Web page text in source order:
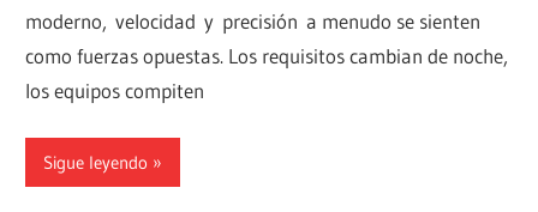
moderno, velocidad y precisión a menudo se sienten
como fuerzas opuestas. Los requisitos cambian de noche,
los equipos compiten
Sigue leyendo